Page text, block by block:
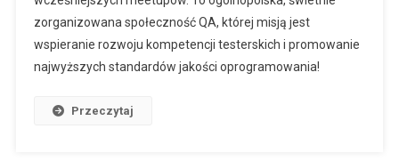
zorganizowana społeczność QA, której misją jest
wspieranie rozwoju kompetencji testerskich i promowanie
najwyższych standardów jakości oprogramowania!
Przeczytaj